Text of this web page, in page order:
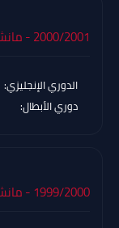
2000/2001 - مانشستر يونايتد
الدوري الإنجليزي:
دوري الأبطال:
1999/2000 - مانشستر يونايتد